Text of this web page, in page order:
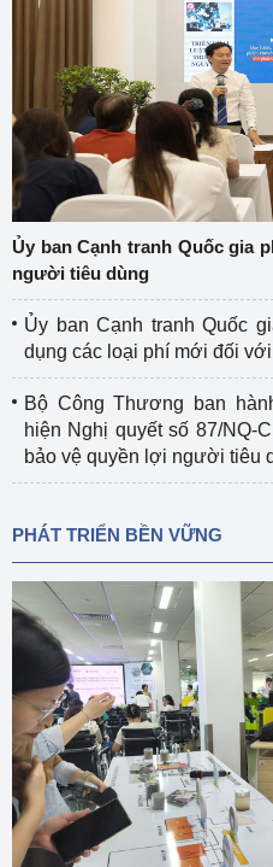
Ủy ban Cạnh tranh Quốc gia
người tiêu dùng
Ủy ban Cạnh tranh Quốc
dụng các loại phí mới đối
Bộ Công Thương ban
hiện Nghị quyết số 87/NQ-
bảo vệ quyền lợi người tiêu
PHÁT TRIỂN BỀN VỮNG